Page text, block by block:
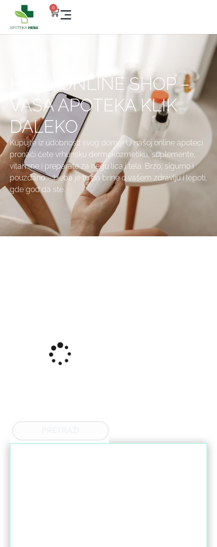
0
HEBA ONLINE SHOP –
VAŠA APOTEKA KLIK
DALEKO
Kupujte iz udobnosti svog doma! U našoj online apoteci
pronaći ćete vrhunsku dermokozmetiku, suplemente,
vitamine i preparate za negu lica i tela. Brzo, sigurno i
pouzdano – Heba je tu da brine o vašem zdravlju i lepoti,
gde god da ste.